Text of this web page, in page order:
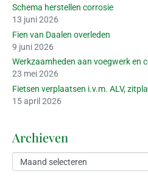
Schema herstellen corrosie
13 juni 2026
Fien van Daalen overleden
9 juni 2026
Werkzaamheden aan voegwerk en
23 mei 2026
Fietsen verplaatsen i.v.m. ALV,
15 april 2026
Archieven